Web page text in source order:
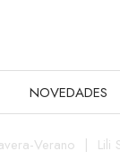
NOVEDADES
Verano Lili